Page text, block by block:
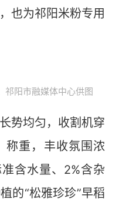
也为祁阳米粉专用
祁阳市融媒体中心供图
均匀，收割机穿
称重，丰收氛围浓
含水量、2%含杂
的“松雅珍珍”早稻